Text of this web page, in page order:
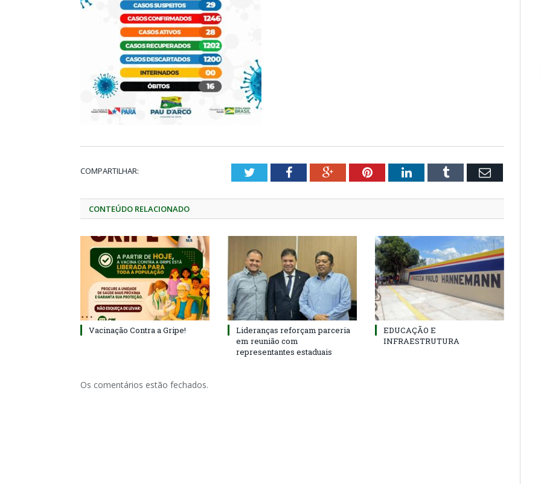
COMPARTILHAR: TwitterFacebookGoogle+PinterestLinkedInTumblr Email
CONTEÚDO RELACIONADO
Vacinação Contra a Gripe!
Lideranças reforçam parceria
em reunião com
representantes estaduais
EDUCAÇÃO E
INFRAESTRUTURA
Os comentários estão fechados.